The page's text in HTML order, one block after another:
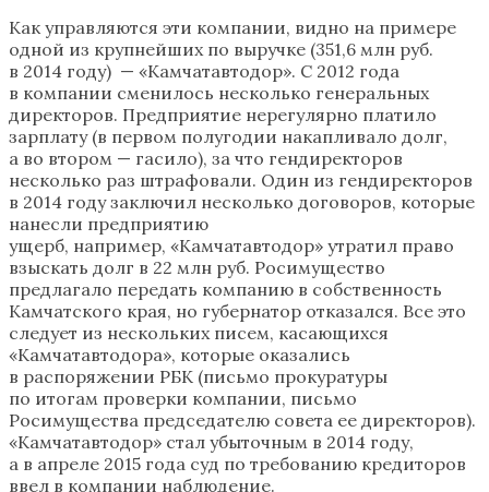
Как управляются эти компании, видно на примере
одной из крупнейших по выручке (351,6 млн руб.
в 2014 году) — «Камчатавтодор». С 2012 года
в компании сменилось несколько генеральных
директоров. Предприятие нерегулярно платило
зарплату (в первом полугодии накапливало долг,
а во втором — гасило), за что гендиректоров
несколько раз штрафовали. Один из гендиректоров
в 2014 году заключил несколько договоров, которые
нанесли предприятию
ущерб, например, «Камчатавтодор» утратил право
взыскать долг в 22 млн руб. Росимущество
предлагало передать компанию в собственность
Камчатского края, но губернатор отказался. Все это
следует из нескольких писем, касающихся
«Камчатавтодора», которые оказались
в распоряжении РБК (письмо прокуратуры
по итогам проверки компании, письмо
Росимущества председателю совета ее директоров).
«Камчатавтодор» стал убыточным в 2014 году,
а в апреле 2015 года суд по требованию кредиторов
ввел в компании наблюдение.